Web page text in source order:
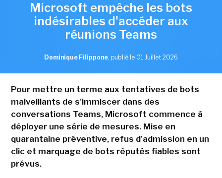
Microsoft empêche les bots
indésirables d'accéder aux
réunions Teams
Dominique Filippone, publié le 01 Juillet 2026
Pour mettre un terme aux tentatives de bots
malveillants de s'immiscer dans des
conversations Teams, Microsoft commence à
déployer une série de mesures. Mise en
quarantaine préventive, refus d'admission en un
clic et marquage de bots réputés fiables sont
prévus.